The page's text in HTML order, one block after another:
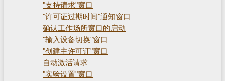
"支持请求"窗口
"许可证过期时间"通知窗口
确认工作场所窗口的启动
"输入设备切换"窗口
"创建主许可证"窗口
自动激活请求
"实验设置"窗口